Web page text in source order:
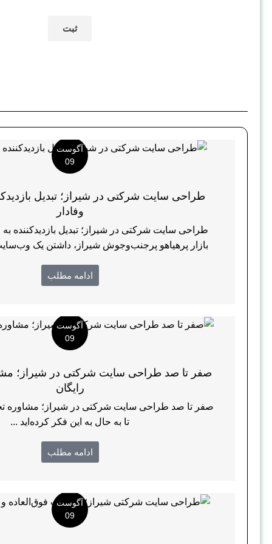
آگوست
09
طراحی سایت شرکتی در شیراز؛ تبدیل
وفادار
طراحی سایت شرکتی در شیراز؛ تبدیل بازدیدکننده
بازار پرهیاهو پرجنب‌وجوش شیراز، داشتن یک
ادامه مطلب
آگوست
09
صفر تا صد طراحی سایت شرکتی در شیراز؛
رایگان
صفر تا صد طراحی سایت شرکتی در شیراز؛ مشاوره
تا به حال به این فکر کرده‌اید ...
ادامه مطلب
آگوست
09